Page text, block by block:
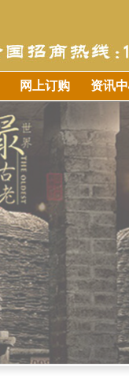
网上订购 资讯